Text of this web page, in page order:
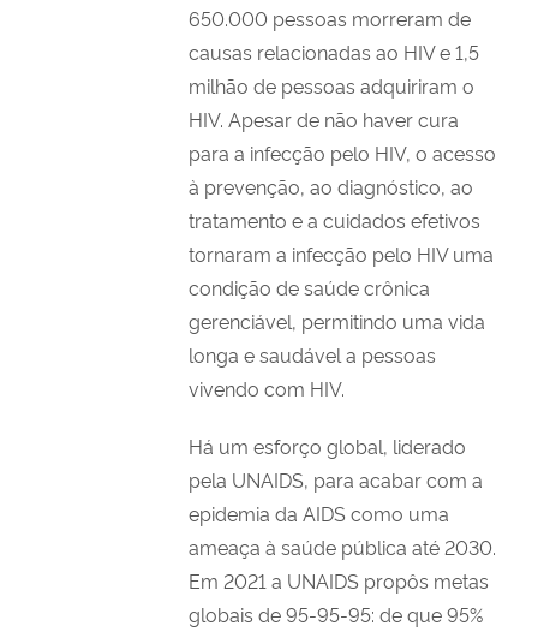
650.000 pessoas morreram de
causas relacionadas ao HIV e 1,5
milhão de pessoas adquiriram o
HIV. Apesar de não haver cura
para a infecção pelo HIV, o acesso
à prevenção, ao diagnóstico, ao
tratamento e a cuidados efetivos
tornaram a infecção pelo HIV uma
condição de saúde crônica
gerenciável, permitindo uma vida
longa e saudável a pessoas
vivendo com HIV.
Há um esforço global, liderado
pela UNAIDS, para acabar com a
epidemia da AIDS como uma
ameaça à saúde pública até 2030.
Em 2021 a UNAIDS propôs metas
globais de 95-95-95: de que 95%